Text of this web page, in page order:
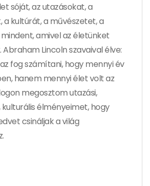
sóját, az utazásokat, a
a kultúrát, a művészetet, a
amivel az életünket
Abraham Lincoln szavaival élve:
fog számítani, hogy mennyi év
hanem mennyi élet volt az
megosztom utazási,
élményeimet, hogy
csináljak a világ